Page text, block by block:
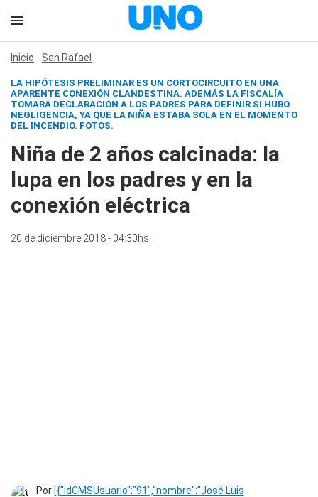
Inicio San Rafael
LA HIPÓTESIS PRELIMINAR ES UN CORTOCIRCUITO EN UNA
APARENTE CONEXIÓN CLANDESTINA. ADEMÁS LA FISCALÍA
TOMARÁ DECLARACIÓN A LOS PADRES PARA DEFINIR SI HUBO
NEGLIGENCIA, YA QUE LA NIÑA ESTABA SOLA EN EL MOMENTO
DEL INCENDIO. FOTOS.
Niña de 2 años calcinada: la
lupa en los padres y en la
conexión eléctrica
20 de diciembre 2018 - 04:30hs
Por [{"idCMSUsuario":"91","nombre":"José Luis